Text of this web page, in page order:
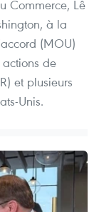
Commerce, Lê
à la
(MOU)
de
et plusieurs
Unis.